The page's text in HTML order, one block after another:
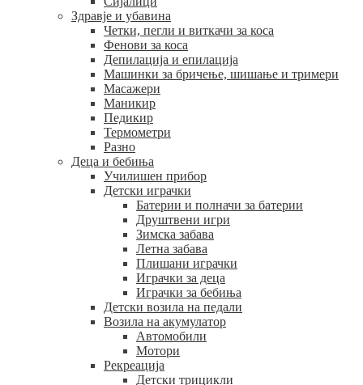
Здравје и убавина
Четки, пегли и виткачи за коса
Фенови за коса
Депилација и епилација
Машинки за бричење, шишање и тримери
Масажери
Маникир
Педикир
Термометри
Разно
Деца и бебиња
Училишен прибор
Детски играчки
Батерии и полначи за батерии
Друштвени игри
Зимска забава
Летна забава
Плишани играчки
Играчки за деца
Играчки за бебиња
Детски возила на педали
Возила на акумулатор
Автомобили
Мотори
Рекреација
Детски трицикли